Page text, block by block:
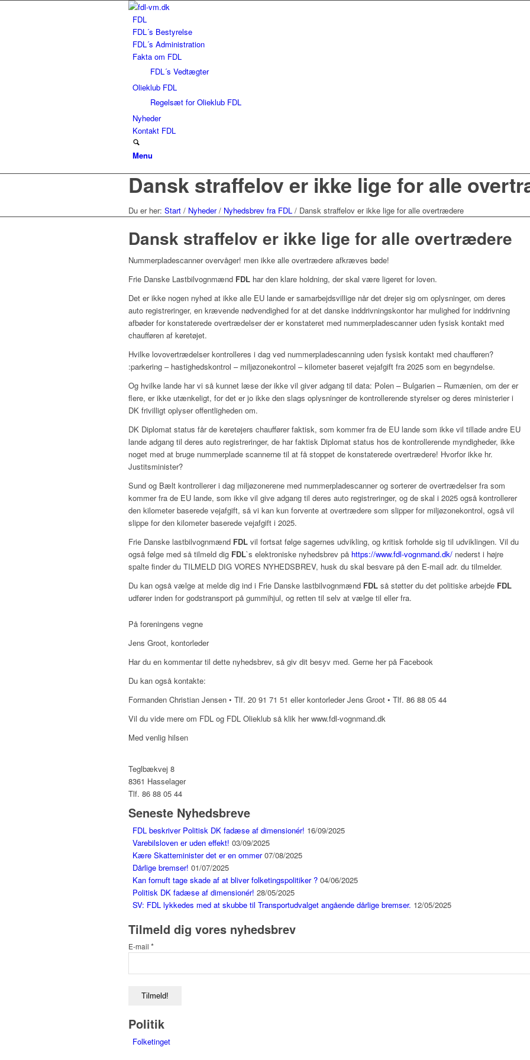
FDL
FDL´s Bestyrelse
FDL´s Administration
Fakta om FDL
FDL´s Vedtægter
Olieklub FDL
Regelsæt for Olieklub FDL
Nyheder
Kontakt FDL
Menu
Dansk straffelov er ikke lige for alle
Du er her: Start / Nyheder / Nyhedsbrev fra FDL / Dansk straffelov er ikke lige for alle overtrædere
Dansk straffelov er ikke lige for alle overtrædere
Nummerpladescanner overvåger! men ikke alle overtrædere afkræves bøde!
Frie Danske Lastbilvognmænd FDL har den klare holdning, der skal være ligeret for loven.
Det er ikke nogen nyhed at ikke alle EU lande er samarbejdsvillige når det drejer sig om oplysninger, om deres
auto registreringer, en krævende nødvendighed for at det danske inddrivningskontor har mulighed for inddrivning
afbøder for konstaterede overtrædelser der er konstateret med nummerpladescanner uden fysisk kontakt med
chaufføren af køretøjet.
Hvilke lovovertrædelser kontrolleres i dag ved nummerpladescanning uden fysisk kontakt med chaufføren?
:parkering – hastighedskontrol – miljøzonekontrol – kilometer baseret vejafgift fra 2025 som en begyndelse.
Og hvilke lande har vi så kunnet læse der ikke vil giver adgang til data: Polen – Bulgarien – Rumænien, om der er
flere, er ikke utænkeligt, for det er jo ikke den slags oplysninger de kontrollerende styrelser og deres ministerier i
DK frivilligt oplyser offentligheden om.
DK Diplomat status får de køretøjers chauffører faktisk, som kommer fra de EU lande som ikke vil tillade andre EU
lande adgang til deres auto registreringer, de har faktisk Diplomat status hos de kontrollerende myndigheder, ikke
noget med at bruge nummerplade scannerne til at få stoppet de konstaterede overtrædere! Hvorfor ikke hr.
Justitsminister?
Sund og Bælt kontrollerer i dag miljøzonerene med nummerpladescanner og sorterer de overtrædelser fra som
kommer fra de EU lande, som ikke vil give adgang til deres auto registreringer, og de skal i 2025 også kontrollerer
den kilometer baserede vejafgift, så vi kan kun forvente at overtrædere som slipper for miljøzonekontrol, også vil
slippe for den kilometer baserede vejafgift i 2025.
Frie Danske lastbilvognmænd FDL vil fortsat følge sagernes udvikling, og kritisk forholde sig til udviklingen. Vil du
også følge med så tilmeld dig FDL`s elektroniske nyhedsbrev på https://www.fdl-vognmand.dk/ nederst i højre
spalte finder du TILMELD DIG VORES NYHEDSBREV, husk du skal besvare på den E-mail adr. du tilmelder.
Du kan også vælge at melde dig ind i Frie Danske lastbilvognmænd FDL så støtter du det politiske arbejde FDL
udfører inden for godstransport på gummihjul, og retten til selv at vælge til eller fra.
På foreningens vegne
Jens Groot, kontorleder
Har du en kommentar til dette nyhedsbrev, så giv dit besyv med. Gerne her på Facebook
Du kan også kontakte:
Formanden Christian Jensen • Tlf. 20 91 71 51 eller kontorleder Jens Groot • Tlf. 86 88 05 44
Vil du vide mere om FDL og FDL Olieklub så klik her www.fdl-vognmand.dk
Med venlig hilsen
Teglbækvej 8
8361 Hasselager
Tlf. 86 88 05 44
Seneste Nyhedsbreve
FDL beskriver Politisk DK fadæse af dimensionér! 16/09/2025
Varebilsloven er uden effekt! 03/09/2025
Kære Skatteminister det er en ommer 07/08/2025
Dårlige bremser! 01/07/2025
Kan fornuft tage skade af at bliver folketingspolitiker ? 04/06/2025
Politisk DK fadæse af dimensionér! 28/05/2025
SV: FDL lykkedes med at skubbe til Transportudvalget angående dårlige bremser. 12/05/2025
Tilmeld dig vores nyhedsbrev
E-mail *
Politik
Folketinget